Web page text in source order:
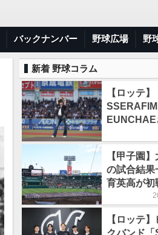
バックナンバー 野球広場 野
新着 野球コラム
【ロッテ
式「この
日の西武
リン）
【甲子園
の試合結
育英高が
番・田山
【ロッテ
クバンド